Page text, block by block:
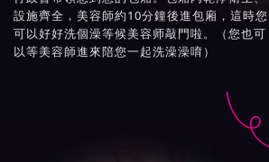
設施齊全，美容師約10分鐘後進包廂，這時您
可以好好洗個澡等候美容师敲門啦。（您也可
以等美容師進來陪您一起洗澡澡唷）
